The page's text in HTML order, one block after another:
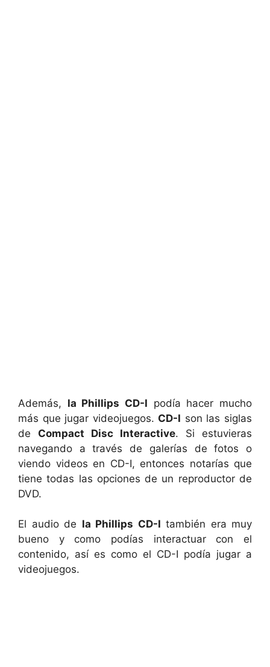
Además, la Phillips CD-I podía hacer mucho
más que jugar videojuegos. CD-I son las siglas
de Compact Disc Interactive. Si estuvieras
navegando a través de galerías de fotos o
viendo videos en CD-I, entonces notarías que
tiene todas las opciones de un reproductor de
DVD.
El audio de la Phillips CD-I también era muy
bueno y como podías interactuar con el
contenido, así es como el CD-I podía jugar a
videojuegos.